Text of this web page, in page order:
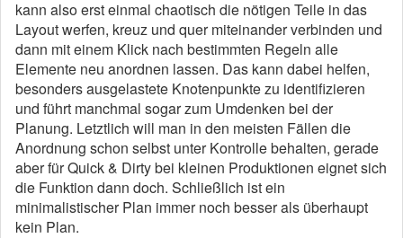
kann also erst einmal chaotisch die nötigen Teile in das
Layout werfen, kreuz und quer miteinander verbinden und
dann mit einem Klick nach bestimmten Regeln alle
Elemente neu anordnen lassen. Das kann dabei helfen,
besonders ausgelastete Knotenpunkte zu identifizieren
und führt manchmal sogar zum Umdenken bei der
Planung. Letztlich will man in den meisten Fällen die
Anordnung schon selbst unter Kontrolle behalten, gerade
aber für Quick & Dirty bei kleinen Produktionen eignet sich
die Funktion dann doch. Schließlich ist ein
minimalistischer Plan immer noch besser als überhaupt
kein Plan.